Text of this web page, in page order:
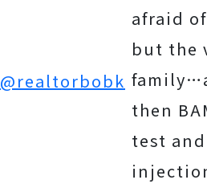
@realtorbobk
afraid
but the
then
test